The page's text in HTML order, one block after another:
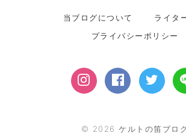
当ブログについて
ライタ
プライバシーポリシー
© 2026 ケルトの笛ブロ